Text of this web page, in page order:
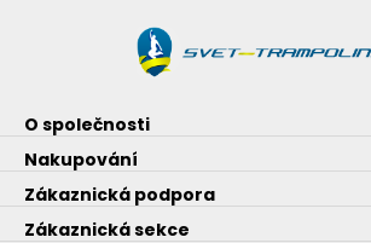
O společnosti
Nakupování
Zákaznická podpora
Zákaznická sekce